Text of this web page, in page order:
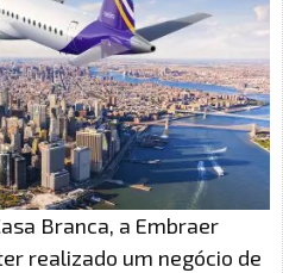
Branca, a Embraer
realizado um negócio de